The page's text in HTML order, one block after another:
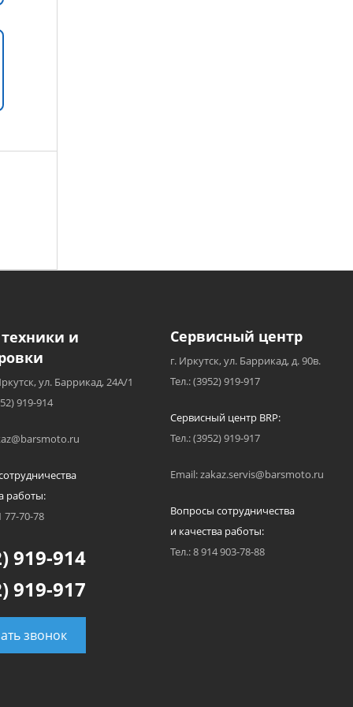
и
ул. Баррикад, 24А/1
919-914
работы:
77-70-78
919-914
919-917
звонок
Сервисный центр
г. Иркутск, ул. Баррикад, д. 90в.
Тел.: (3952) 919-917
Сервисный центр BRP:
Тел.: (3952) 919-917
Email: zakaz.servis@barsmoto.ru
Вопросы сотрудничества
и качества работы:
Тел.: 8 914 903-78-88